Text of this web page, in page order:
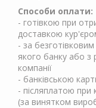
Способи оплати:
- готівкою при
доставкою
- за
якого банку або з
компанії
- банківською
- післяплатою при
(за винятком